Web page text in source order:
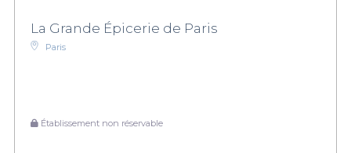
La Grande Épicerie de Paris
Paris
Établissement non réservable